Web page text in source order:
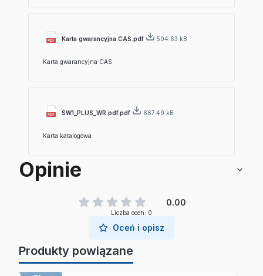
Karta gwarancyjna CAS.pdf 504.63 kB
Karta gwarancyjna CAS
SW1_PLUS_WR.pdf.pdf 667.49 kB
Karta katalogowa
Opinie
0.00
Liczba ocen: 0
Oceń i opisz
Produkty powiązane